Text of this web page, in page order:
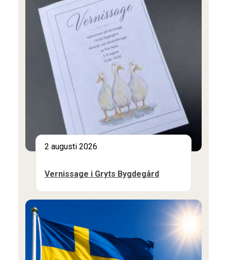
2 augusti 2026
Vernissage i Gryts Bygdegård